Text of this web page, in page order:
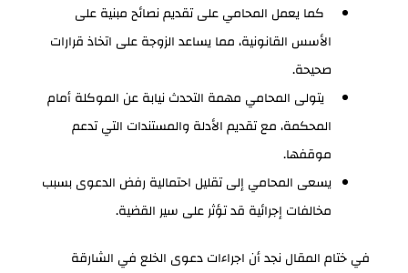
كما يعمل المحامي على تقديم نصائح مبنية على
الأسس القانونية، مما يساعد الزوجة على اتخاذ قرارات
صحيحة.
يتولى المحامي مهمة التحدث نيابة عن الموكلة أمام
المحكمة، مع تقديم الأدلة والمستندات التي تدعم
موقفها.
يسعى المحامي إلى تقليل احتمالية رفض الدعوى بسبب
مخالفات إجرائية قد تؤثر على سير القضية.
في ختام المقال نجد أن اجراءات دعوى الخلع في الشارقة